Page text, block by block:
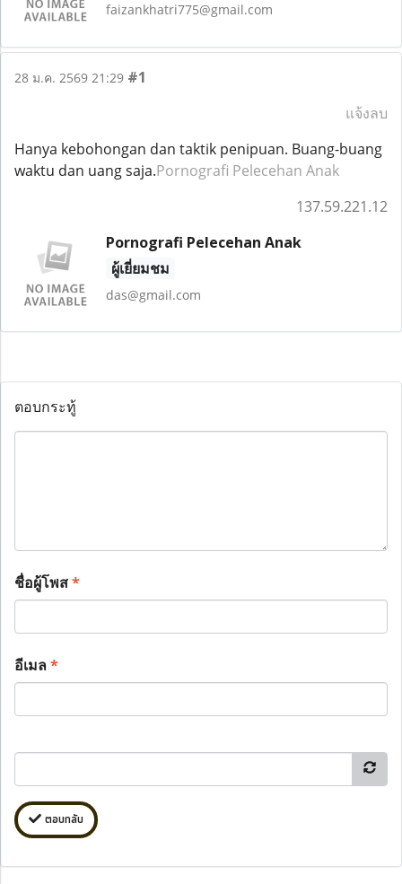
faizankhatri775@gmail.com
28 ม.ค. 2569 21:29 #1
แจ้งลบ
Hanya kebohongan dan taktik penipuan. Buang-buang
waktu dan uang saja.Pornografi Pelecehan Anak
137.59.221.12
Pornografi Pelecehan Anak
ผู้เยี่ยมชม
das@gmail.com
ตอบกระทู้
ชื่อผู้โพส*
อีเมล*
ตอบกลับ